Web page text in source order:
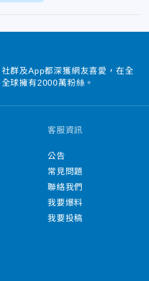
群及App都深獲網友喜愛，在全
球擁有2000萬粉絲。
客服資訊
公告
常見問題
聯絡我們
我要爆料
我要投稿